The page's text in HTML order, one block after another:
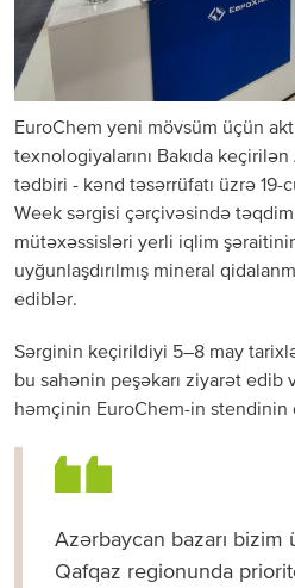
EuroChem yeni mövsüm üçün
texnologiyalarını Bakıda
tədbiri - kənd təsərrüfatı üzrə
Week sərgisi çərçivəsində
mütəxəssisləri yerli iqlim
uyğunlaşdırılmış mineral
ediblər.
Sərginin keçirildiyi 5–8 may
bu sahənin peşəkarı ziyarət edib
həmçinin EuroChem-in stendinin
Azərbaycan bazarı bizim
Qafqaz regionunda